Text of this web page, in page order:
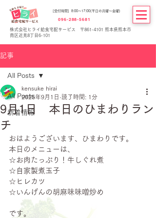
[受付時間] 8:00～17:00(平日の月曜～金曜)
096-288-5681
株式会社ヒライ給食宅配サービス 〒861-4101 熊本県熊本市
南区近見8丁目6-101
記事
All Posts
新着情報
All Posts
9月1日 本日のひまわりラン
チ
kensuke hirai
2025年9月1日 読了時間: 1分
おはようございます、ひまわりです。
本日のメニューは、
☆お肉たっぷり！牛しぐれ煮
☆自家製煮玉子
☆ヒレカツ
☆いんげんの胡麻味味噌炒め
です。